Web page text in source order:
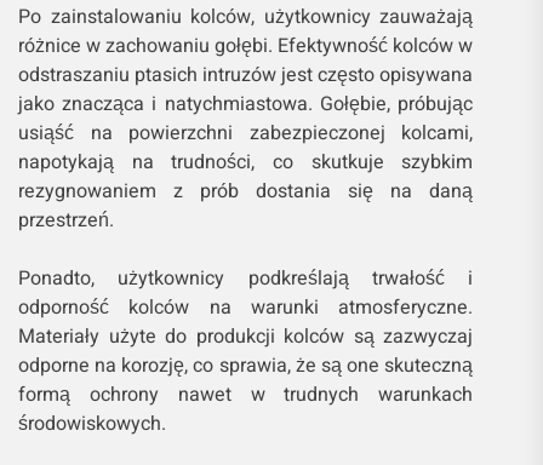
Po zainstalowaniu kolców, użytkownicy zauważają
różnice w zachowaniu gołębi. Efektywność kolców w
odstraszaniu ptasich intruzów jest często opisywana
jako znacząca i natychmiastowa. Gołębie, próbując
usiąść na powierzchni zabezpieczonej kolcami,
napotykają na trudności, co skutkuje szybkim
rezygnowaniem z prób dostania się na daną
przestrzeń.
Ponadto, użytkownicy podkreślają trwałość i
odporność kolców na warunki atmosferyczne.
Materiały użyte do produkcji kolców są zazwyczaj
odporne na korozję, co sprawia, że są one skuteczną
formą ochrony nawet w trudnych warunkach
środowiskowych.